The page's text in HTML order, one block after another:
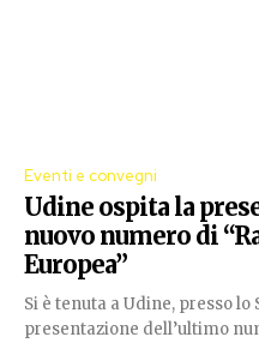
Eventi e convegni
Udine ospita la
nuovo numero di
Europea”
Si è tenuta a Udine, presso lo
presentazione dell’ultimo